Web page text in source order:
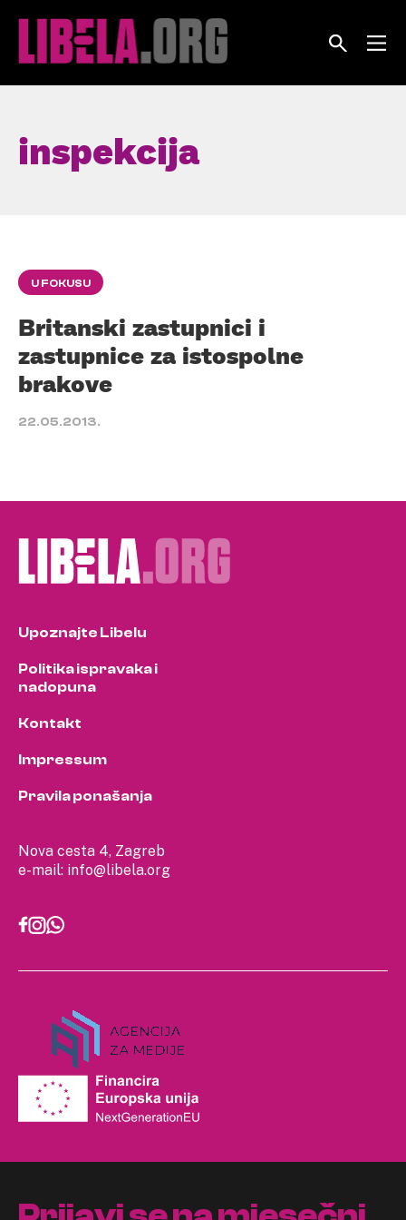
inspekcija
U FOKUSU
Britanski zastupnici i
zastupnice za istospolne
brakove
22.05.2013.
Nova cesta 4, Zagreb
e-mail: info@libela.org
Upoznajte Libelu
Politika ispravaka i
nadopuna
Kontakt
Impressum
Pravila ponašanja